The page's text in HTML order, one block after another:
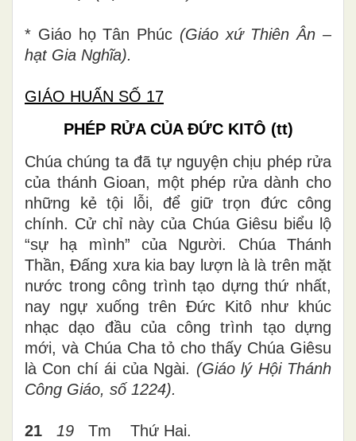
* Giáo họ Tân Phúc (Giáo xứ Thiên Ân –
hạt Gia Nghĩa).
GIÁO HUẤN SỐ 17
PHÉP RỬA CỦA ĐỨC KITÔ (tt)
Chúa chúng ta đã tự nguyện chịu phép rửa
của thánh Gioan, một phép rửa dành cho
những kẻ tội lỗi, để giữ trọn đức công
chính. Cử chỉ này của Chúa Giêsu biểu lộ
“sự hạ mình” của Người. Chúa Thánh
Thần, Đấng xưa kia bay lượn là là trên mặt
nước trong công trình tạo dựng thứ nhất,
nay ngự xuống trên Đức Kitô như khúc
nhạc dạo đầu của công trình tạo dựng
mới, và Chúa Cha tỏ cho thấy Chúa Giêsu
là Con chí ái của Ngài. (Giáo lý Hội Thánh
Công Giáo, số 1224).
21 19 Tm Thứ Hai.